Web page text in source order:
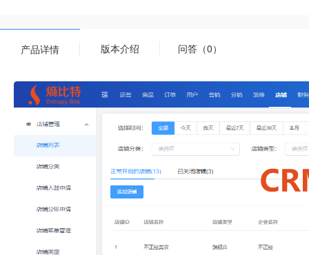
产品详情 版本介绍 问答（0）